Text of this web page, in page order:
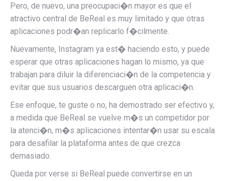
Pero, de nuevo, una preocupaci�n mayor es que el
atractivo central de BeReal es muy limitado y que otras
aplicaciones podr�an replicarlo f�cilmente.
Nuevamente, Instagram ya est� haciendo esto, y puede
esperar que otras aplicaciones hagan lo mismo, ya que
trabajan para diluir la diferenciaci�n de la competencia y
evitar que sus usuarios descarguen otra aplicaci�n.
Ese enfoque, te guste o no, ha demostrado ser efectivo y,
a medida que BeReal se vuelve m�s un competidor por
la atenci�n, m�s aplicaciones intentar�n usar su escala
para desafilar la plataforma antes de que crezca
demasiado.
Queda por verse si BeReal puede convertirse en un